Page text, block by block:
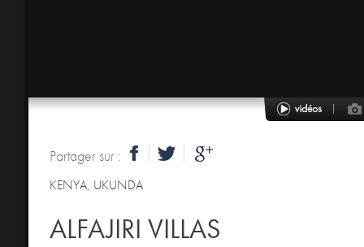
Partager sur :
KENYA, UKUNDA
ALFAJIRI VILLAS